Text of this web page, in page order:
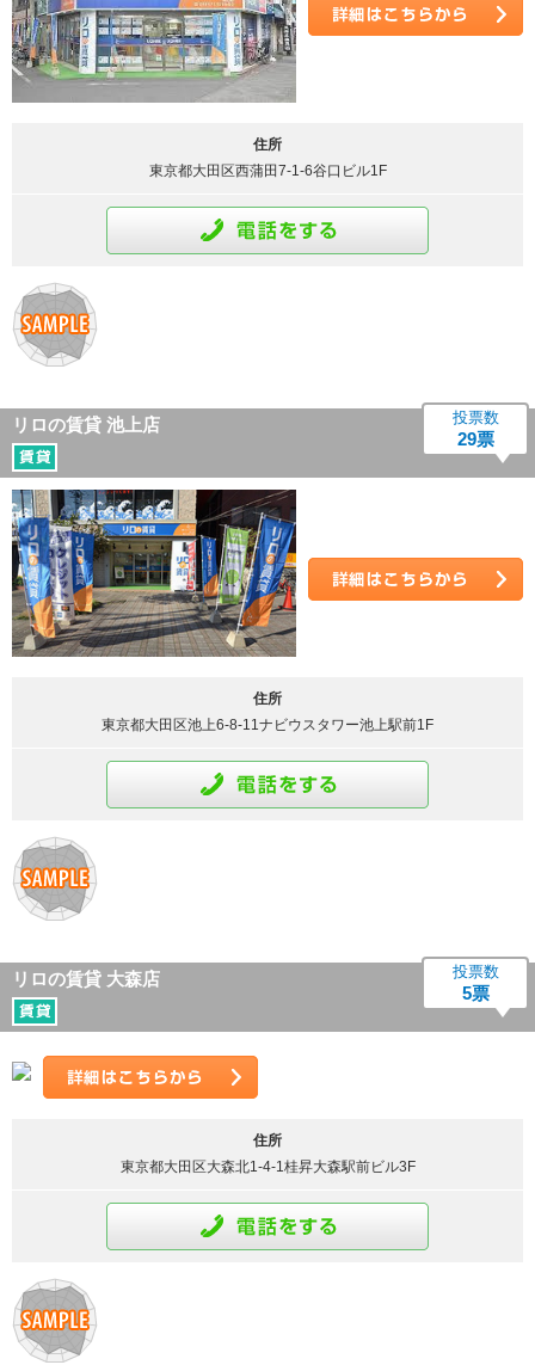
住所
東京都大田区西蒲田7-1-6谷口ビル1F
リロの賃貸 池上店 投票数
29票
住所
東京都大田区池上6-8-11ナビウスタワー池上駅前1F
リロの賃貸 大森店 投票数
5票
住所
東京都大田区大森北1-4-1桂昇大森駅前ビル3F